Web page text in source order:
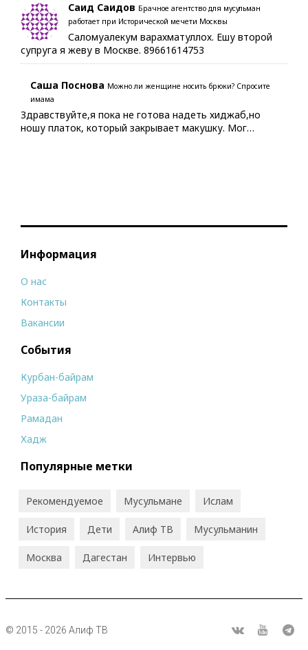
Саид Саидов Брачное агентство для мусульман
работает при Исторической мечети Москвы
Саломуалекум варахматуллох. Ешу второй
супруга я жеву в Москве. 89661614753
Саша Поснова Можно ли женщине носить брюки? Спросите
имама
Здравствуйте,я пока не готова надеть хиджаб,но
ношу платок, который закрывает макушку. Мог…
Информация
О нас
Контакты
Вакансии
События
Курбан-байрам
Ураза-байрам
Рамадан
Хадж
Популярные метки
Рекомендуемое Мусульмане Ислам
История Дети Алиф ТВ Мусульманин
Москва Дагестан Интервью
© 2015 - 2026 Алиф ТВ